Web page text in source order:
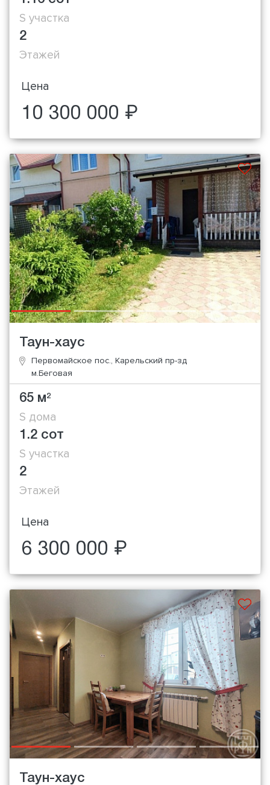
S участка
2
Этажей
Цена
10 300 000 ₽
Таун-хаус
Первомайское пос., Карельский пр-зд
м.Беговая
65 м2
S дома
1.2 сот
S участка
2
Этажей
Цена
6 300 000 ₽
Таун-хаус